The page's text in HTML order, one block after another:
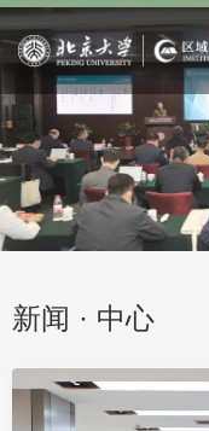
新闻 · 中心